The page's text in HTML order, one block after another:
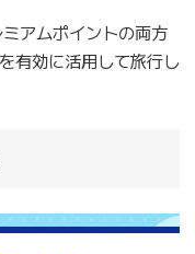
アムポイントの両方
有効に活用して旅行し